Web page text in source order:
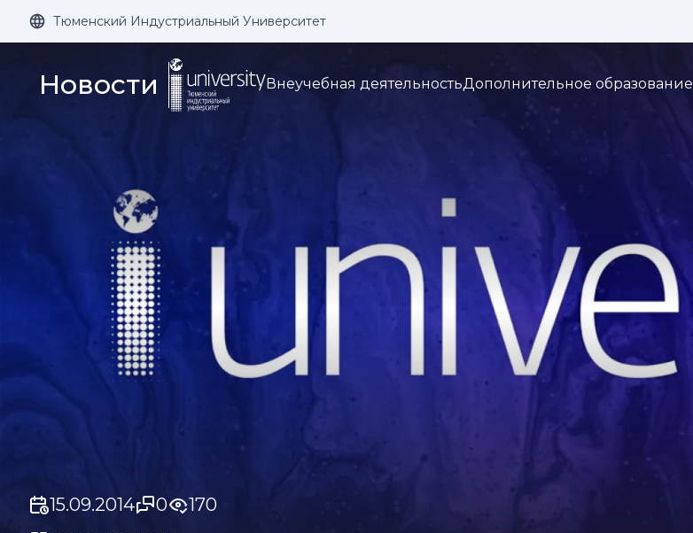
Размер шрифта: Цвет: Изображения: Кернинг: 1x 2x
Тюменский Индустриальный Университет
Новости Внеучебная деятельностьДополнительное образование
15.09.2014 0
170